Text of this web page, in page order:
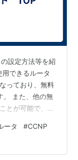
設定方法等を紹
できるルータ
っており、無料
。 また、他の無
とが可能で、
スルータとし
れているなど
イトマップ 基礎
ータ #CCNP